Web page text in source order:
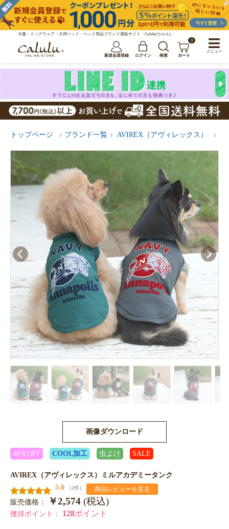
犬服・ドッグウェア・犬用ベッド・ペット用品ブランド通販サイト「Calulu(カルル)」
新規会員登録 ログイン 検索
0
カート
トップページ ブランド一覧 AVIREX（アヴィレックス）
画像ダウンロード
40％OFF COOL加工 虫よけ SALE
AVIREX（アヴィレックス）ミルアカデミータンク
5.0
（2件） 商品レビューを見る
販売価格： ￥2,574 (税込)
獲得ポイント： 128ポイント
メニュー